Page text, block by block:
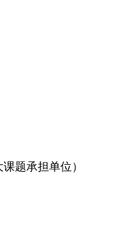
题承担单位）